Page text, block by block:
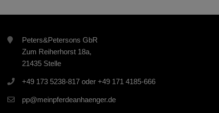
Peters&Petersons GbR
Zum Reiherhorst 18a,
21435 Stelle
+49 173 5238-817 oder +49 171 4185-666
pp@meinpferdeanhaenger.de